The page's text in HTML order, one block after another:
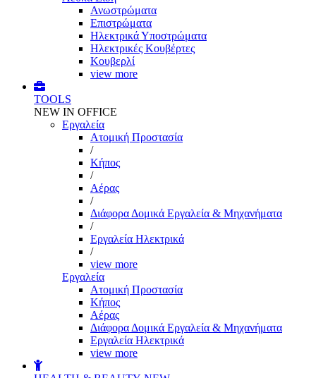
Ανωστρώματα
Επιστρώματα
Ηλεκτρικά Υποστρώματα
Ηλεκτρικές Κουβέρτες
Κουβερλί
view more
TOOLS
NEW IN OFFICE
Εργαλεία
Aτομική Προστασία
/
Kήπος
/
Αέρας
/
Διάφορα Δομικά Εργαλεία & Μηχανήματα
/
Εργαλεία Ηλεκτρικά
/
view more
Εργαλεία
Aτομική Προστασία
Kήπος
Αέρας
Διάφορα Δομικά Εργαλεία & Μηχανήματα
Εργαλεία Ηλεκτρικά
view more